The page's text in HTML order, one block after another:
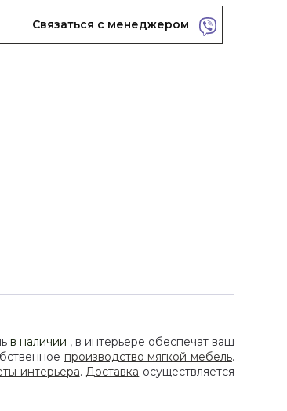
Связаться с менеджером
в наличии , в интерьере обеспечат ваш
производство мягкой мебель.
интерьера. Доставка осуществляется